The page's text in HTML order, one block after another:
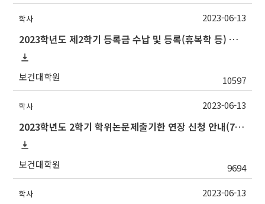
학사
2023학년도 제2학기 등록금 수납 및 등록(휴복학 등) 일정 안내(등록금 납부 일정 추가)
보건대학원 10597
2023-06-13
학사
2023학년도 2학기 학위논문제출기한 연장 신청 안내(7/3까지)
보건대학원 9694
2023-06-13
학사 2023-06-13